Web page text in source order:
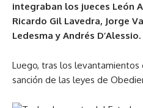
integraban los jueces León
Ricardo Gil Lavedra, Jorge
Ledesma y Andrés D’Alessio.
Luego, tras los levantamientos
sanción de las leyes de